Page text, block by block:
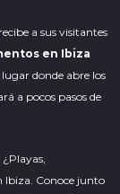
a sus visitantes
en Ibiza
donde abre los
a pocos pasos de
Ibiza. Conoce junto